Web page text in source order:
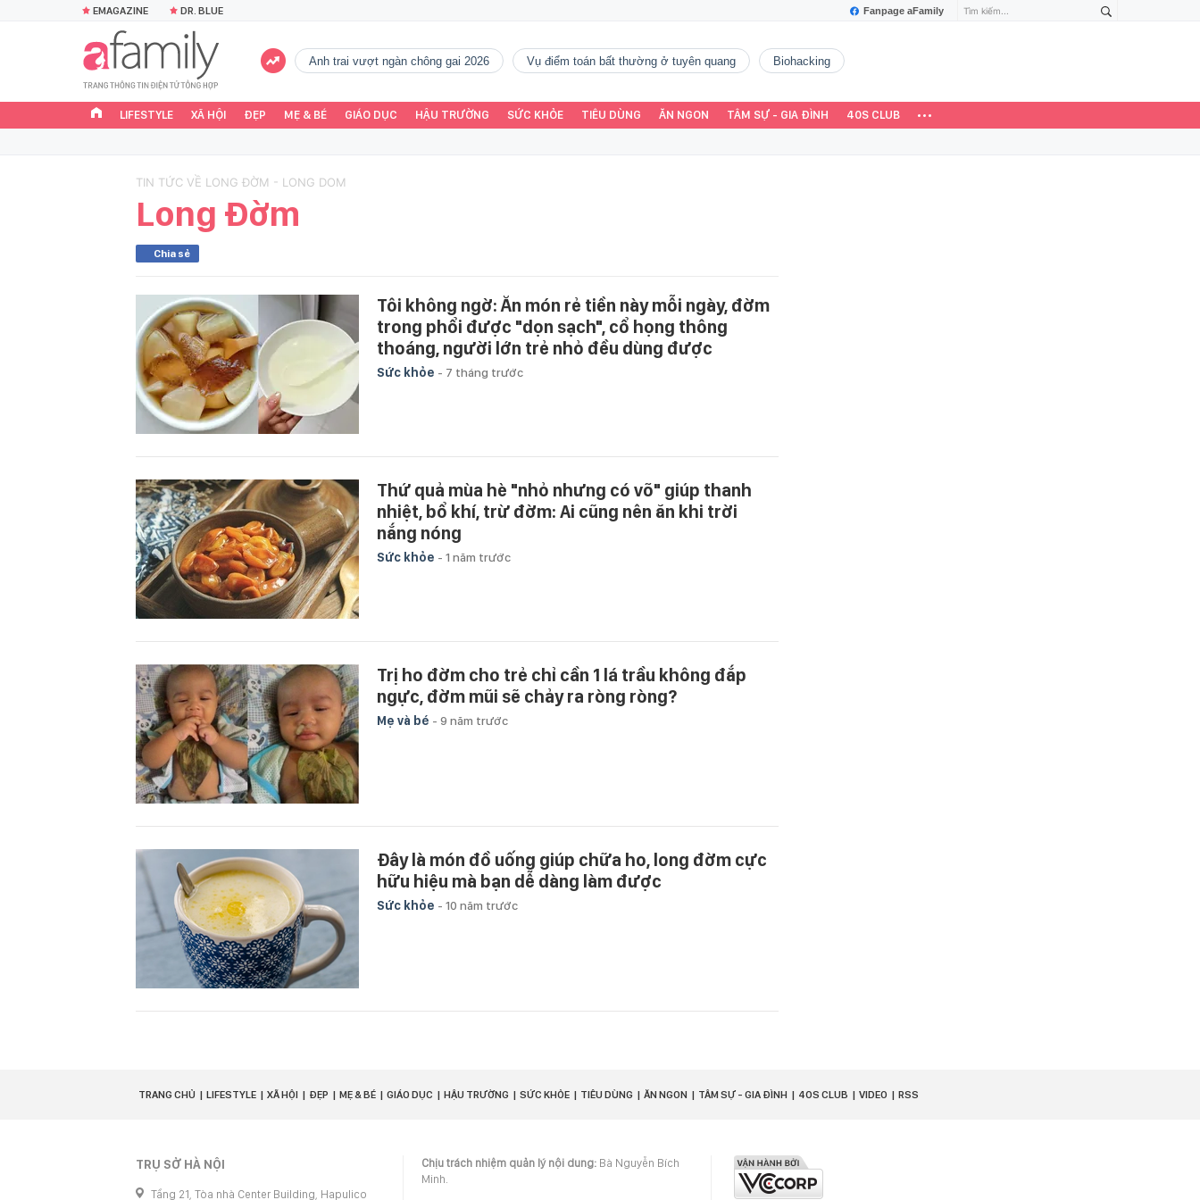
Fanpage aFamily
EMAGAZINE DR. BLUE
Anh trai vượt ngàn chông gai 2026 vụ điểm toán bất thường ở tuyên quang Biohacking
LIFESTYLE XÃ HỘI ĐẸP MẸ & BÉ GIÁO DỤC HẬU TRƯỜNG SỨC KHỎE TIÊU DÙNG ĂN NGON TÂM SỰ - GIA ĐÌNH 40S CLUB
TIN TỨC VỀ LONG ĐỜM - LONG DOM
Long Đờm
Chia sẻ
Tôi không ngờ: Ăn món rẻ tiền này mỗi ngày, đờm
trong phổi được "dọn sạch", cổ họng thông
thoáng, người lớn trẻ nhỏ đều dùng được
Sức khỏe - 7 tháng trước
Thứ quả mùa hè "nhỏ nhưng có võ" giúp thanh
nhiệt, bổ khí, trừ đờm: Ai cũng nên ăn khi trời
nắng nóng
Sức khỏe - 1 năm trước
Trị ho đờm cho trẻ chỉ cần 1 lá trầu không đắp
ngực, đờm mũi sẽ chảy ra ròng ròng?
Mẹ và bé - 9 năm trước
Đây là món đồ uống giúp chữa ho, long đờm cực
hữu hiệu mà bạn dễ dàng làm được
Sức khỏe - 10 năm trước
TRANG CHỦ LIFESTYLE XÃ HỘI ĐẸP MẸ & BÉ GIÁO DỤC HẬU TRƯỜNG SỨC KHỎE TIÊU DÙNG ĂN NGON TÂM SỰ - GIA ĐÌNH 40S CLUB VIDEO RSS
TRỤ SỞ HÀ NỘI
Tầng 21, Tòa nhà Center Building, Hapulico
Chịu trách nhiệm quản lý nội dung: Bà Nguyễn Bích
Minh.